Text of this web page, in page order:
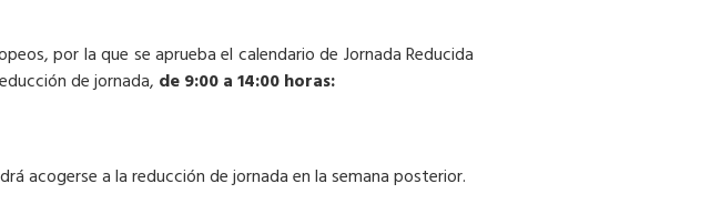
por la que se aprueba el calendario de Jornada Reducida
de jornada, de 9:00 a 14:00 horas:
acogerse a la reducción de jornada en la semana posterior.